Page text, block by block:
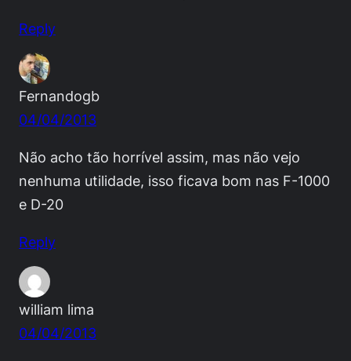
Reply
Fernandogb
04/04/2013
Não acho tão horrível assim, mas não vejo
nenhuma utilidade, isso ficava bom nas F-1000
e D-20
Reply
william lima
04/04/2013